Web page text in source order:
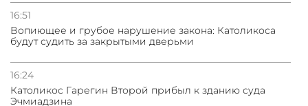
16:51
Вопиющее и грубое нарушение закона: Католикоса
будут судить за закрытыми дверьми
16:24
Католикос Гарегин Второй прибыл к зданию суда
Эчмиадзина